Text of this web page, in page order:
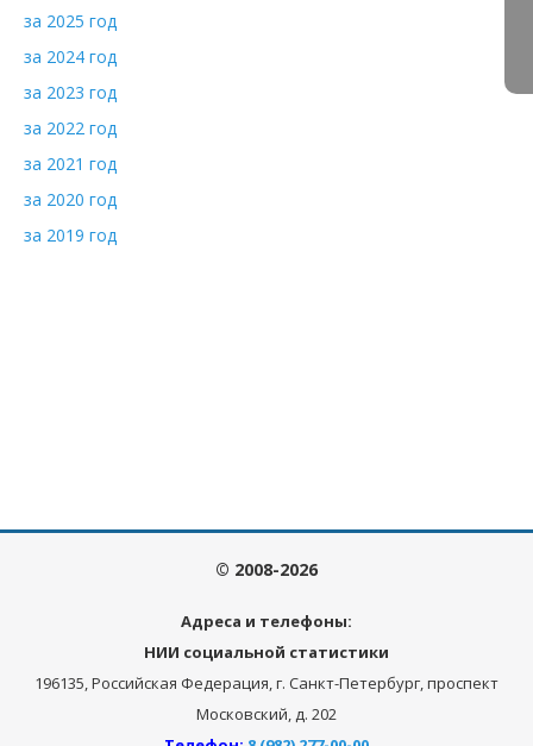
за 2025 год
за 2024 год
за 2023 год
за 2022 год
за 2021 год
за 2020 год
за 2019 год
© 2008-2026
Адреса и телефоны:
НИИ социальной статистики
196135, Российская Федерация, г. Санкт-Петербург, проспект
Московский, д. 202